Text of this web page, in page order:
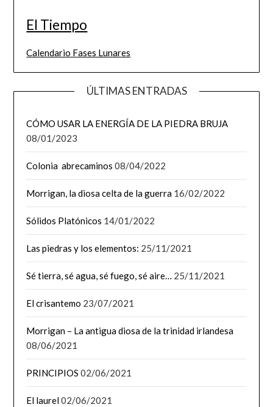
El Tiempo
Calendario Fases Lunares
ÚLTIMAS ENTRADAS
CÓMO USAR LA ENERGÍA DE LA PIEDRA BRUJA
08/01/2023
Colonia abrecaminos 08/04/2022
Morrigan, la diosa celta de la guerra 16/02/2022
Sólidos Platónicos 14/01/2022
Las piedras y los elementos: 25/11/2021
Sé tierra, sé agua, sé fuego, sé aire… 25/11/2021
El crisantemo 23/07/2021
Morrigan – La antigua diosa de la trinidad irlandesa
08/06/2021
PRINCIPIOS 02/06/2021
El laurel02/06/2021